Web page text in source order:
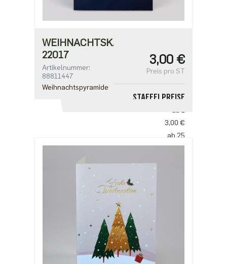
WEIHNACHTSKARTE
22017
Artikelnummer:
88811447
Weihnachtspyramide
3,00 €
Preis pro ST
STAFFELPREISE
ab 1
3,00 €
ab 25
2,50 €